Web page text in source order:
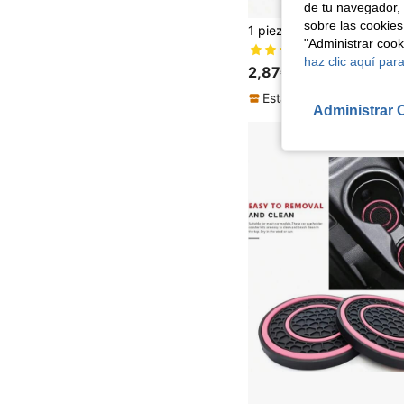
(1000+)
2,87€
Establecido hace 1 año
de tu
sobre las
"Administrar
haz clic aquí
Administrar